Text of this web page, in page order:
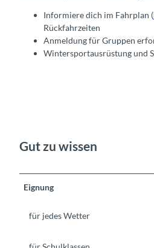
Informiere dich im Fahrplan (
Rückfahrzeiten
Anmeldung für Gruppen
Wintersportausrüstung und
Gut zu wissen
Eignung
für jedes Wetter